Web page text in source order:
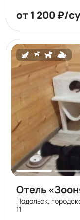
питомец может
от 1 200 ₽/
Отель
Подольск,
11